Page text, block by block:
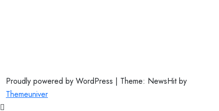
Proudly powered by WordPress | Theme: NewsHit by
Themeuniver